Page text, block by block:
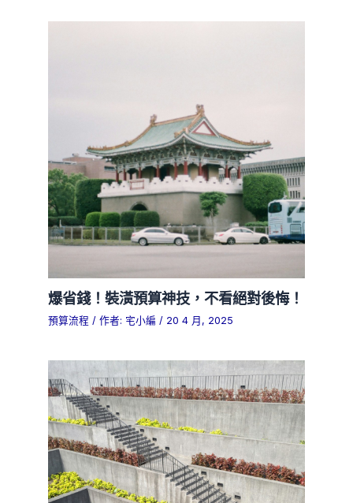
爆省錢！裝潢預算神技，不看絕對後悔！
預算流程 / 作者: 宅小編/ 20 4 月, 2025